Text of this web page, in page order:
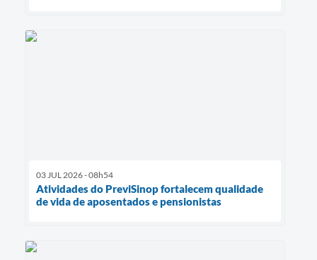
03 JUL 2026 - 08h54
Atividades do PreviSinop fortalecem qualidade
de vida de aposentados e pensionistas